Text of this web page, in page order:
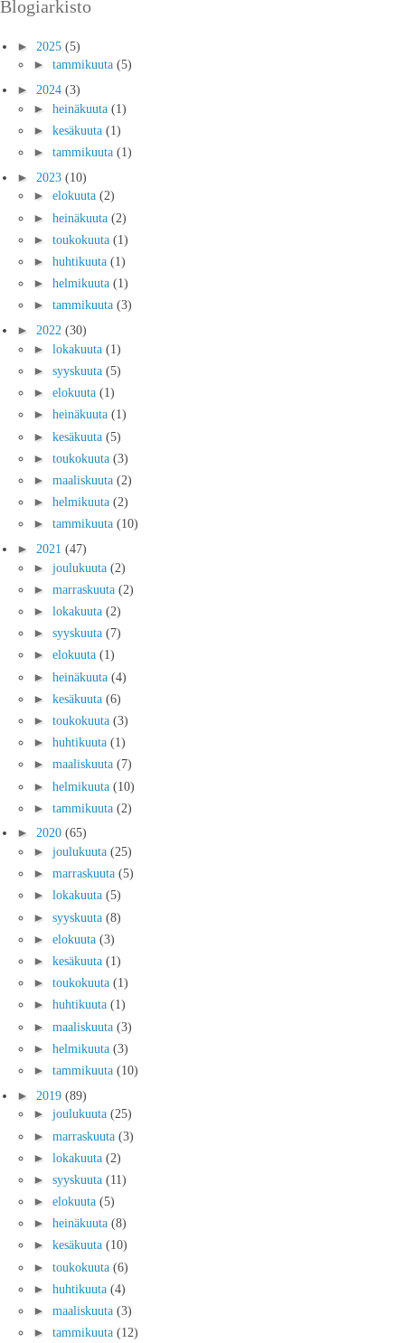
Blogiarkisto
► 2025 (5)
► tammikuuta (5)
► 2024 (3)
► heinäkuuta (1)
► kesäkuuta (1)
► tammikuuta (1)
► 2023 (10)
► elokuuta (2)
► heinäkuuta (2)
► toukokuuta (1)
► huhtikuuta (1)
► helmikuuta (1)
► tammikuuta (3)
► 2022 (30)
► lokakuuta (1)
► syyskuuta (5)
► elokuuta (1)
► heinäkuuta (1)
► kesäkuuta (5)
► toukokuuta (3)
► maaliskuuta (2)
► helmikuuta (2)
► tammikuuta (10)
► 2021 (47)
► joulukuuta (2)
► marraskuuta (2)
► lokakuuta (2)
► syyskuuta (7)
► elokuuta (1)
► heinäkuuta (4)
► kesäkuuta (6)
► toukokuuta (3)
► huhtikuuta (1)
► maaliskuuta (7)
► helmikuuta (10)
► tammikuuta (2)
► 2020 (65)
► joulukuuta (25)
► marraskuuta (5)
► lokakuuta (5)
► syyskuuta (8)
► elokuuta (3)
► kesäkuuta (1)
► toukokuuta (1)
► huhtikuuta (1)
► maaliskuuta (3)
► helmikuuta (3)
► tammikuuta (10)
► 2019 (89)
► joulukuuta (25)
► marraskuuta (3)
► lokakuuta (2)
► syyskuuta (11)
► elokuuta (5)
► heinäkuuta (8)
► kesäkuuta (10)
► toukokuuta (6)
► huhtikuuta (4)
► maaliskuuta (3)
► tammikuuta (12)